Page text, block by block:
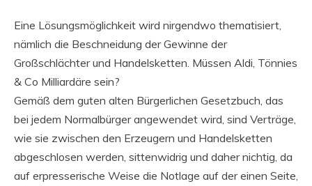
Eine Lösungsmöglichkeit wird nirgendwo thematisiert,
nämlich die Beschneidung der Gewinne der
Großschlächter und Handelsketten. Müssen Aldi, Tönnies
& Co Milliardäre sein?
Gemäß dem guten alten Bürgerlichen Gesetzbuch, das
bei jedem Normalbürger angewendet wird, sind Verträge,
wie sie zwischen den Erzeugern und Handelsketten
abgeschlosen werden, sittenwidrig und daher nichtig, da
auf erpresserische Weise die Notlage auf der einen Seite,